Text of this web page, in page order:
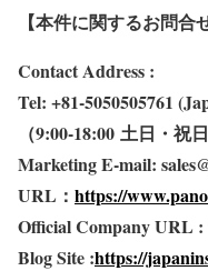
【本件に関するお問合
Contact Address :
Tel: +81-5050505761
（9:00-18:00 土日・祝
Marketing E-mail:
URL ： https://
Official Company URL :
Blog Site :https://